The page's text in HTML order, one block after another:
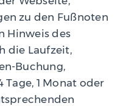
zu den Fußnoten
Hinweis des
die Laufzeit,
Buchung,
1 Monat oder